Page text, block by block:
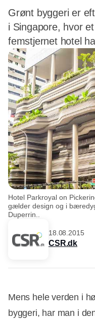
Grønt byggeri er
i Singapore, hvor
femstjernet hotel
Hotel Parkroyal on
gælder design og i
Duperrin..
18.08.2015
CSR.dk
Mens hele verden i
byggeri, har man i